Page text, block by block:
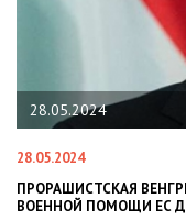
28.05.2024
28.05.2024
ПРОРАШИСТСКАЯ
ВОЕННОЙ ПОМОЩИ ЕС